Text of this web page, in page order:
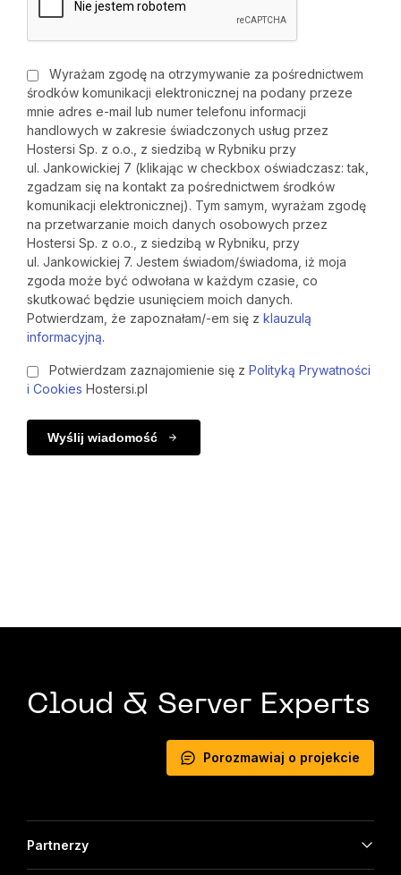
Wyrażam zgodę na otrzymywanie za pośrednictwem
środków komunikacji elektronicznej na podany przeze
mnie adres e-mail lub numer telefonu informacji
handlowych w zakresie świadczonych usług przez
Hostersi Sp. z o.o., z siedzibą w Rybniku przy
ul. Jankowickiej 7 (klikając w checkbox oświadczasz: tak,
zgadzam się na kontakt za pośrednictwem środków
komunikacji elektronicznej). Tym samym, wyrażam zgodę
na przetwarzanie moich danych osobowych przez
Hostersi Sp. z o.o., z siedzibą w Rybniku, przy
ul. Jankowickiej 7. Jestem świadom/świadoma, iż moja
zgoda może być odwołana w każdym czasie, co
skutkować będzie usunięciem moich danych.
Potwierdzam, że zapoznałam/-em się z klauzulą
informacyjną.
Potwierdzam zaznajomienie się z Polityką Prywatności
i Cookies Hostersi.pl
Wyślij wiadomość
Cloud & Server Experts
Porozmawiaj o projekcie
Partnerzy